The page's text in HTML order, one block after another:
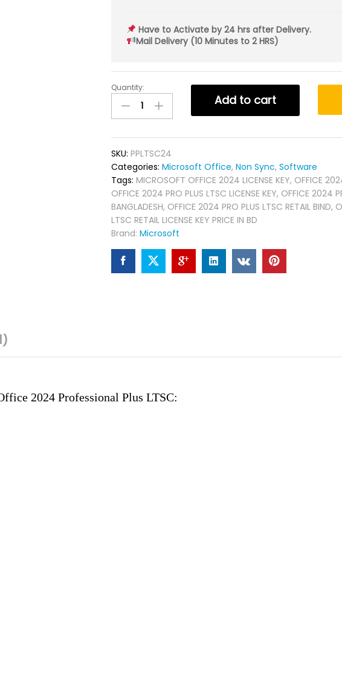
Have to Activate by 24 hrs after Delivery.
Mail Delivery (10 Minutes to 2 HRS)
Microsoft
Office
Pro
2024
Non
Sync
quantity
Quantity:
Add to cart
SKU: PPLTSC24
Categories: Microsoft Office, Non Sync, Software
Tags: MICROSOFT OFFICE 2024 LICENSE KEY, OFFICE
OFFICE 2024 PRO PLUS LTSC LICENSE KEY, OFFICE 2024
BANGLADESH, OFFICE 2024 PRO PLUS LTSC RETAIL BIND,
LTSC RETAIL LICENSE KEY PRICE IN BD
Brand: Microsoft
2024 Professional Plus LTSC: